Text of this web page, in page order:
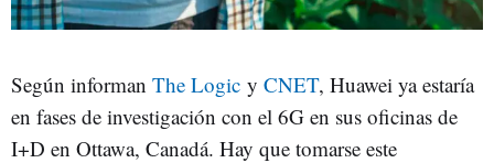
Según informan The Logic y CNET, Huawei ya estaría
en fases de investigación con el 6G en sus oficinas de
I+D en Ottawa, Canadá. Hay que tomarse este